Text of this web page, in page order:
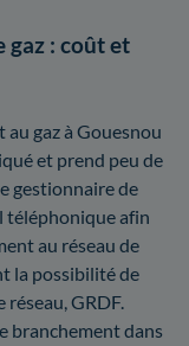
gaz : coût et
gaz à Gouesnou
et prend peu de
gestionnaire de
téléphonique afin
au réseau de
la possibilité de
GRDF.
branchement dans